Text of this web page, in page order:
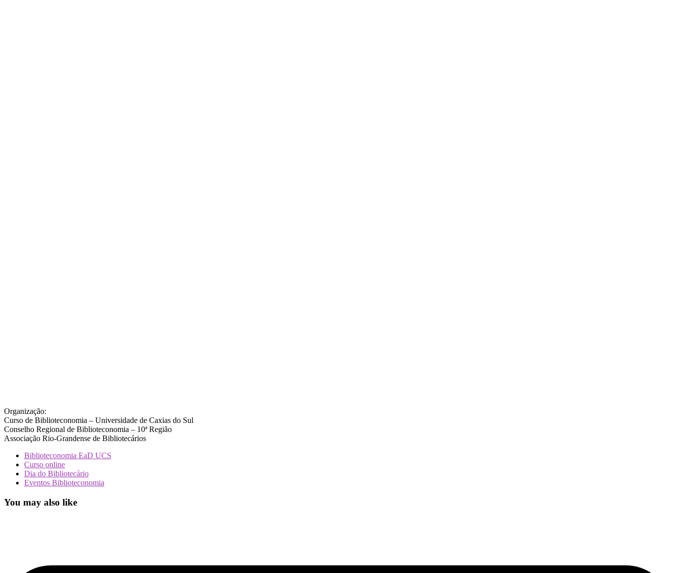
Organização:
Curso de Biblioteconomia – Universidade de Caxias do Sul
Conselho Regional de Biblioteconomia – 10ª Região
Associação Rio-Grandense de Bibliotecários
Biblioteconomia EaD UCS
Curso online
Dia do Bibliotecário
Eventos Biblioteconomia
You may also like